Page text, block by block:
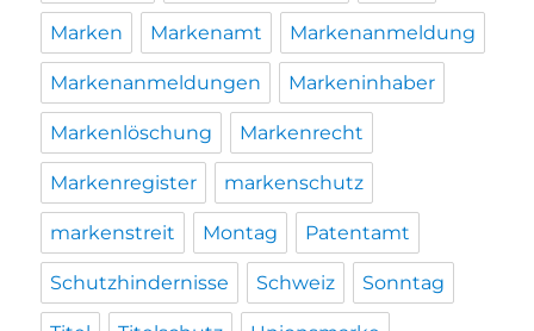
Marken Markenamt Markenanmeldung
Markenanmeldungen Markeninhaber
Markenlöschung Markenrecht
Markenregister markenschutz
markenstreit Montag Patentamt
Schutzhindernisse Schweiz Sonntag